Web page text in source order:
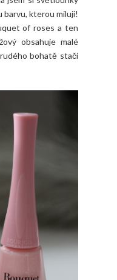
barvu, kterou miluji!
of roses a ten
obsahuje malé
bohatě stačí